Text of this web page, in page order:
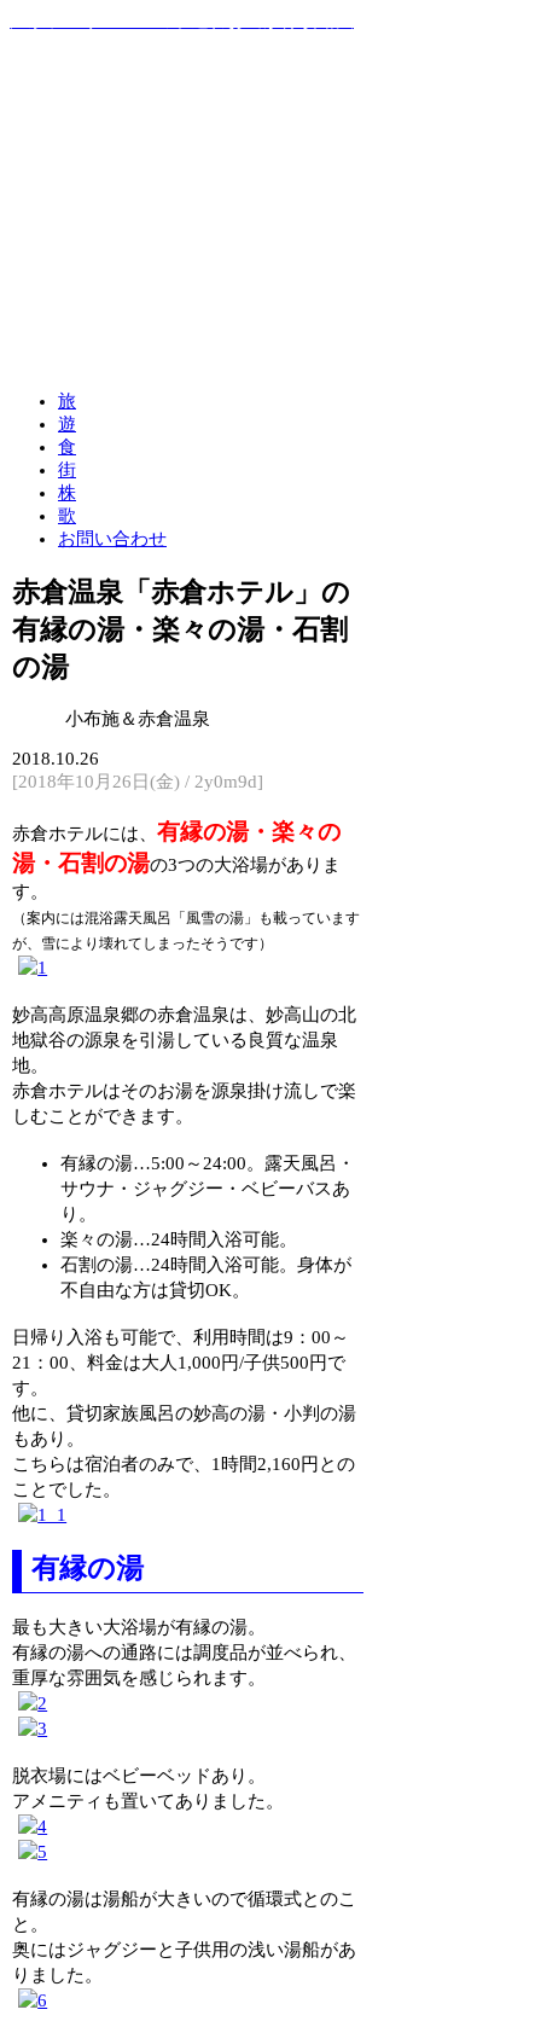
旅
遊
食
街
株
歌
お問い合わせ
赤倉温泉「赤倉ホテル」の
有縁の湯・楽々の湯・石割
の湯
小布施＆赤倉温泉
2018.10.26
[2018年10月26日(金) / 2y0m9d]
赤倉ホテルには、有縁の湯・楽々の
湯・石割の湯の3つの大浴場がありま
す。
（案内には混浴露天風呂「風雪の湯」も載っています
が、雪により壊れてしまったそうです）
妙高高原温泉郷の赤倉温泉は、妙高山の北
地獄谷の源泉を引湯している良質な温泉
地。
赤倉ホテルはそのお湯を源泉掛け流しで楽
しむことができます。
有縁の湯…5:00～24:00。露天風呂・
サウナ・ジャグジー・ベビーバスあ
り。
楽々の湯…24時間入浴可能。
石割の湯…24時間入浴可能。身体が
不自由な方は貸切OK。
日帰り入浴も可能で、利用時間は9：00～
21：00、料金は大人1,000円/子供500円で
す。
他に、貸切家族風呂の妙高の湯・小判の湯
もあり。
こちらは宿泊者のみで、1時間2,160円との
ことでした。
有縁の湯
最も大きい大浴場が有縁の湯。
有縁の湯への通路には調度品が並べられ、
重厚な雰囲気を感じられます。
脱衣場にはベビーベッドあり。
アメニティも置いてありました。
有縁の湯は湯船が大きいので循環式とのこ
と。
奥にはジャグジーと子供用の浅い湯船があ
りました。